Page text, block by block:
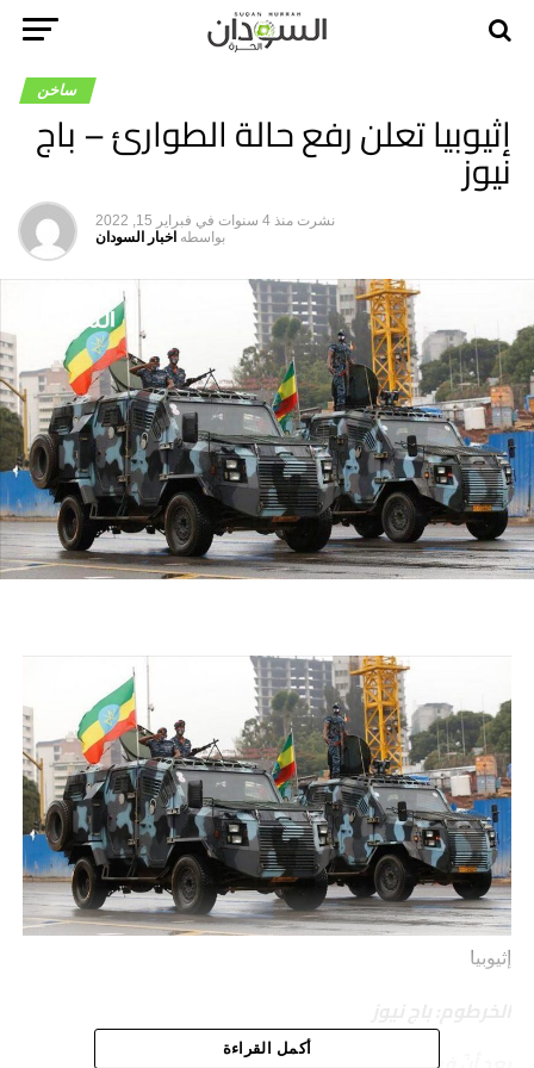
ساخن
إثيوبيا تعلن رفع حالة الطوارئ – باج
نيوز
نشرت منذ 4 سنوات في فبراير 15, 2022
بواسطه اخبار السودان
إثيوبيا
أكمل القراءة